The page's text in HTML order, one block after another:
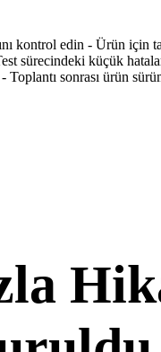
kontrol edin - Ürün
sürecindeki küçük
sonrası ürün